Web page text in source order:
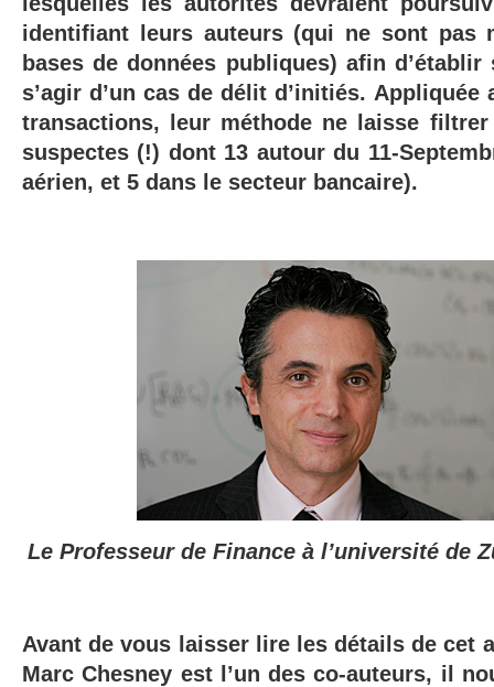
identifiant leurs auteurs (qui ne sont pas
bases de données publiques) afin
s’agir d’un cas de délit d’initiés.
transactions, leur méthode ne laisse
suspectes (!) dont 13 autour du 11-
aérien, et 5 dans le secteur bancaire).
Le Professeur de Finance à l’université de
Avant de vous laisser lire les détails de cet
Marc Chesney est l’un des co-auteurs, il